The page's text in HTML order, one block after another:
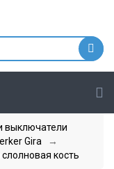
выключатели
Gira
→
кость